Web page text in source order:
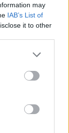
may
IAB’s List of
it to other
παγκοσμίως,
μας